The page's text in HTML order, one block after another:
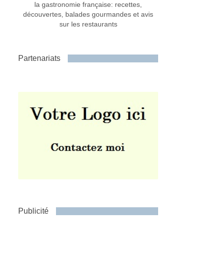
la gastronomie française: recettes,
découvertes, balades gourmandes et avis
sur les restaurants
Partenariats
Publicité